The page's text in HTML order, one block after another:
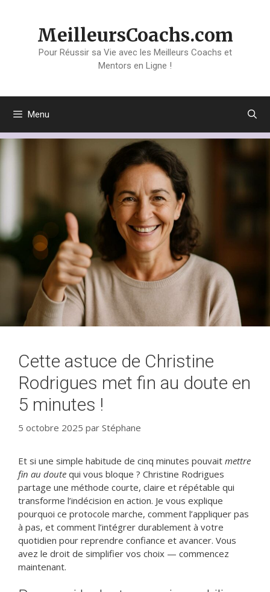
MeilleursCoachs.com
Pour Réussir sa Vie avec les Meilleurs Coachs et
Mentors en Ligne !
Menu
Cette astuce de Christine
Rodrigues met fin au doute en
5 minutes !
5 octobre 2025 par Stéphane
Et si une simple habitude de cinq minutes pouvait mettre
fin au doute qui vous bloque ? Christine Rodrigues
partage une méthode courte, claire et répétable qui
transforme l’indécision en action. Je vous explique
pourquoi ce protocole marche, comment l’appliquer pas
à pas, et comment l’intégrer durablement à votre
quotidien pour reprendre confiance et avancer. Vous
avez le droit de simplifier vos choix — commencez
maintenant.